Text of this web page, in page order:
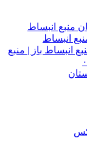
منبع انبساط
انبساط
انبساط باز | منبع